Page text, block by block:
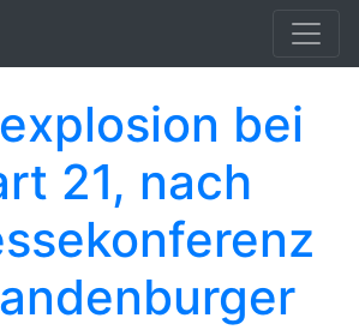
bei
21, nach